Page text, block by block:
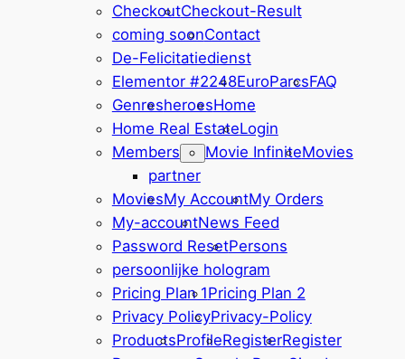
CheckoutCheckout-Result
coming soonContact
De-Felicitatiedienst
Elementor #2248EuroParcsFAQ
GenresheroesHome
Home Real EstateLogin
Members
partner
Movie InfiniteMovies
MoviesMy AccountMy Orders
My-accountNews Feed
Password ResetPersons
persoonlijke hologram
Pricing Plan 1Pricing Plan 2
Privacy PolicyPrivacy-Policy
ProductsProfileRegisterRegister